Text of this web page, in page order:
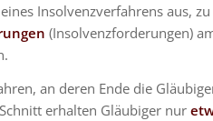
Insolvenzverfahrens aus,
(Insolvenzforderungen)
an deren Ende die
erhalten Gläubiger nur